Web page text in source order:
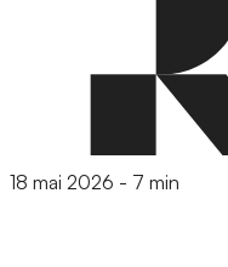
18 mai 2026 - 7 min